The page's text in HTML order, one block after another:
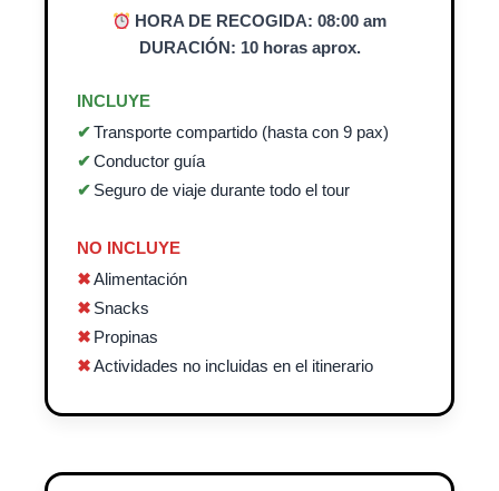
HORA DE RECOGIDA: 08:00 am
DURACIÓN: 10 horas aprox.
INCLUYE
Transporte compartido (hasta con 9 pax)
Conductor guía
Seguro de viaje durante todo el tour
NO INCLUYE
Alimentación
Snacks
Propinas
Actividades no incluidas en el itinerario